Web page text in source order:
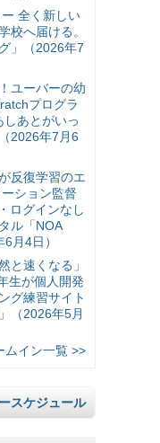
全く新しい
校へ届ける。
」（2026年7
ユーバーの幼
プログラ
あとがいっ
2026年7月6
反復学習のエ
ション監督
ログインなし
ル「NOA
月4日）
と速くなる」
生が個人開発
グ練習サイト
（2026年5月
ムイン一覧 >>
スケジュール